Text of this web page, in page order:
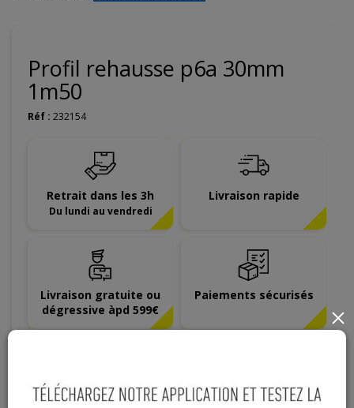
Profil rehausse p6a 30mm
1m50
Réf : 232154
Retrait dans les 3h
Du lundi au vendredi
Livraison rapide
Livraison gratuite ou
dégressive àpd 599€
Paiements sécurisés
43 ,89
×